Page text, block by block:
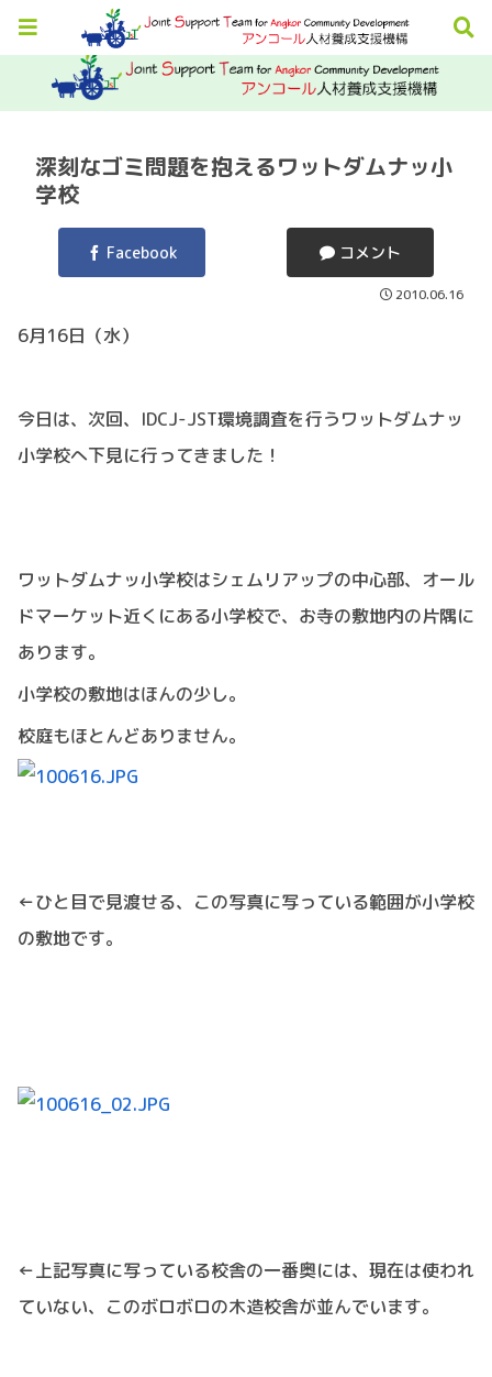
深刻なゴミ問題を抱えるワットダムナッ小
学校
Facebook コメント
2010.06.16
6月16日（水）
今日は、次回、IDCJ-JST環境調査を行うワットダムナッ
小学校へ下見に行ってきました！
ワットダムナッ小学校はシェムリアップの中心部、オール
ドマーケット近くにある小学校で、お寺の敷地内の片隅に
あります。
小学校の敷地はほんの少し。
校庭もほとんどありません。
←ひと目で見渡せる、この写真に写っている範囲が小学校
の敷地です。
←上記写真に写っている校舎の一番奥には、現在は使われ
ていない、このボロボロの木造校舎が並んでいます。